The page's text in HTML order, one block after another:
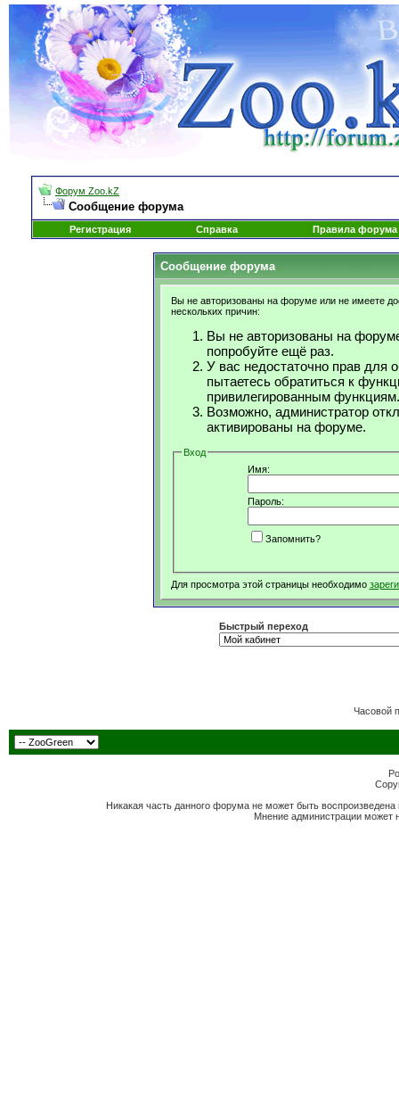
Форум Zoo.kZ
Сообщение форума
Регистрация Справка Правила форума
Сообщение форума
Вы не авторизованы на форуме или не имеете
нескольких причин:
Вы не авторизованы на
попробуйте ещё раз.
У вас недостаточно прав для
пытаетесь обратиться к
привилегированным функциям.
Возможно, администратор
активированы на форуме.
Вход
Имя:
Пароль:
Запомнить?
Для просмотра этой страницы необходимо
Быстрый переход
Часовой
Никакая часть данного форума не может быть
Мнение администрации может